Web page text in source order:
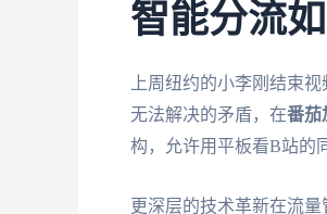
智能分流
上周纽约的小李刚结束
无法解决的矛盾，在番茄
构，允许用平板看B站的
更深层的技术革新在流